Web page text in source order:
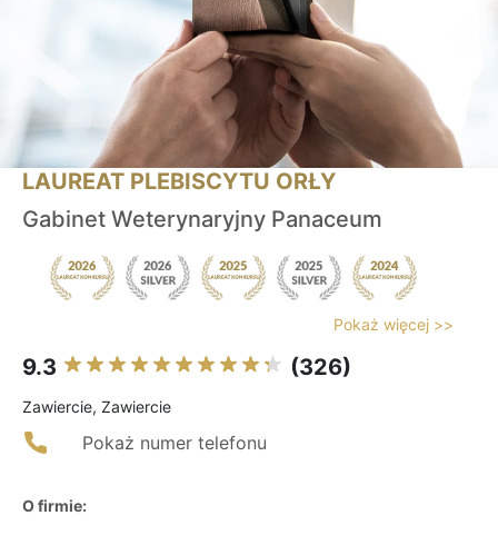
LAUREAT PLEBISCYTU ORŁY
Gabinet Weterynaryjny Panaceum
Pokaż więcej >>
9.3 (326)
Zawiercie, Zawiercie
Pokaż numer telefonu
O firmie: